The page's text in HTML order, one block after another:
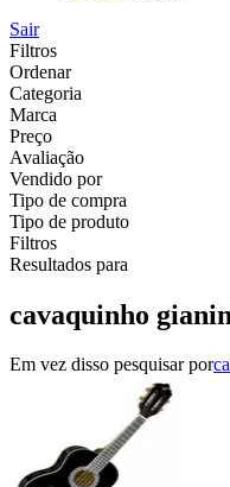
Sair
Filtros
Ordenar
Categoria
Marca
Preço
Avaliação
Vendido por
Tipo de compra
Tipo de produto
Filtros
Resultados para
cavaquinho
Em vez disso pesquisar por